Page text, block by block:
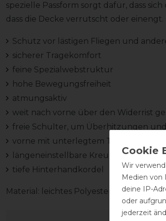
spezielle Passform sorgt dafür, dass
dass die Decke verrutscht oder einengt.
Schutz vor lästigen Fliegen und
sicherer Tragekomfort
feine Spezialwebstruktur
hohe Bewegungsfreiheit
atmungsaktiv
weit nach vorne über den Widerrist
freie Schulter, um Überhitzungen
vorne mit unterlegtem T-Verschluss
längeneinstellbare Kreuzbegurtung
tiefe Hinterhandkordel
Material: leichtes Polyester
Wir
Medien von
deine IP-
oder
jederzeit